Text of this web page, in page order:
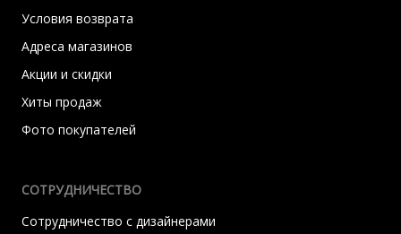
Условия возврата
Адреса магазинов
Акции и скидки
Хиты продаж
Фото покупателей
СОТРУДНИЧЕСТВО
Сотрудничество с дизайнерами